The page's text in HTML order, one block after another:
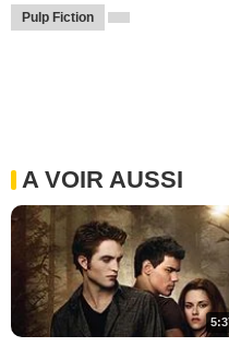
Pulp Fiction
A VOIR AUSSI